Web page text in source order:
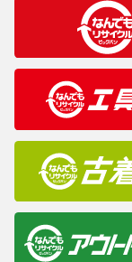
合がございますの
※表記したカラー
製造元が定めたカラ
明なことがありま
商品について